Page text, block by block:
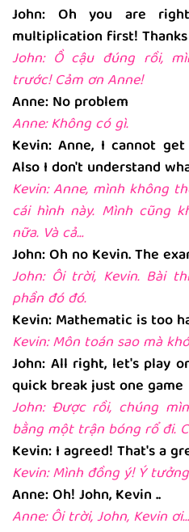
John: Oh you are
multiplication first!
John: Ồ cậu đúng rồi,
trước! Cảm ơn Anne!
Anne: No problem
Anne: Không có gì.
Kevin: Anne, I cannot
Also I don't understand
Kevin: Anne, mình không
cái hình này. Mình cũng
nữa. Và cả…
John: Oh no Kevin. The
John: Ôi trời, Kevin. Bài
phần đó đó.
Kevin: Mathematic is too
Kevin: Môn toán sao mà
John: All right, let's play
quick break just one game
John: Được rồi, chúng
bằng một trận bóng rổ đi.
Kevin: I agreed! That's a
Kevin: Mình đồng ý! Ý
Anne: Oh! John, Kevin ..
Anne: Ôi trời, John, Kevin ơi…